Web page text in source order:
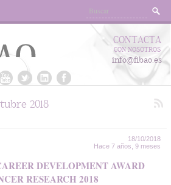
CONTACTA
CON NOSOTROS
info@fibao.es
2018
18/10/2018
Hace 7 años, 9 meses
DEVELOPMENT AWARD
RESEARCH 2018